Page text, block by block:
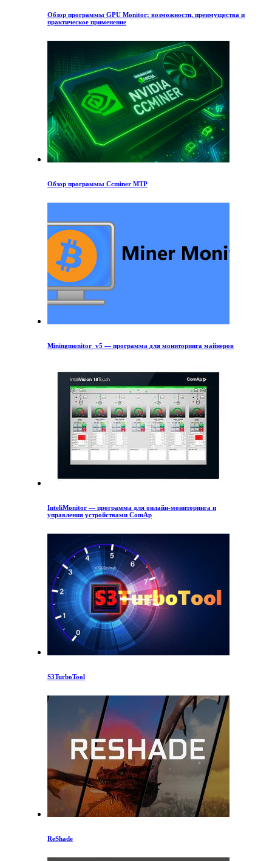
Обзор программы GPU Monitor: возможности, преимущества и
практическое применение
Обзор программы Ccminer MTP
Miningmonitor_v5 — программа для мониторинга майнеров
InteliMonitor — программа для онлайн-мониторинга и
управления устройствами ComAp
S3TurboTool
ReShade